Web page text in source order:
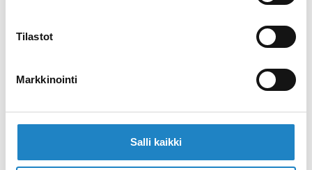
Tilastot
Markkinointi
Salli kaikki